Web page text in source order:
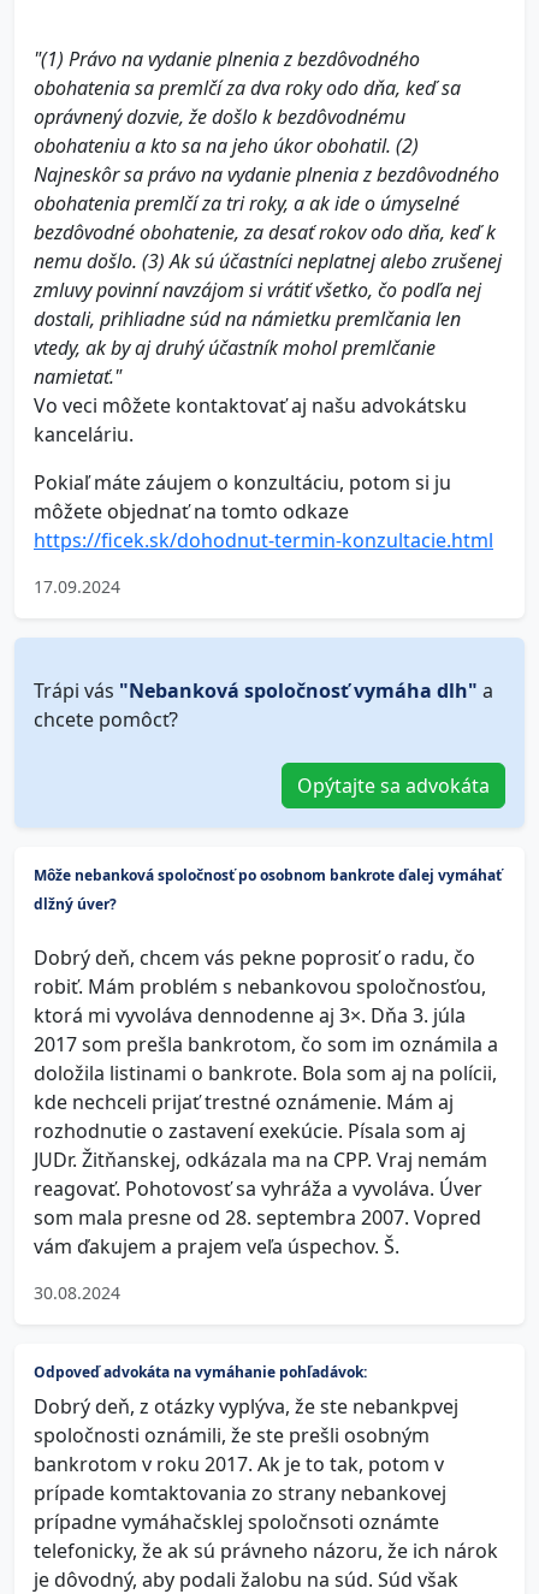
"(1) Právo na vydanie plnenia z bezdôvodného
obohatenia sa premlčí za dva roky odo dňa, keď sa
oprávnený dozvie, že došlo k bezdôvodnému
obohateniu a kto sa na jeho úkor obohatil. (2)
Najneskôr sa právo na vydanie plnenia z bezdôvodného
obohatenia premlčí za tri roky, a ak ide o úmyselné
bezdôvodné obohatenie, za desať rokov odo dňa, keď k
nemu došlo. (3) Ak sú účastníci neplatnej alebo zrušenej
zmluvy povinní navzájom si vrátiť všetko, čo podľa nej
dostali, prihliadne súd na námietku premlčania len
vtedy, ak by aj druhý účastník mohol premlčanie
namietať."
Vo veci môžete kontaktovať aj našu advokátsku
kanceláriu.
Pokiaľ máte záujem o konzultáciu, potom si ju
môžete objednať na tomto odkaze
https://ficek.sk/dohodnut-termin-konzultacie.html
17.09.2024
Trápi vás "Nebanková spoločnosť vymáha dlh" a
chcete pomôcť?
Opýtajte sa advokáta
Môže nebanková spoločnosť po osobnom bankrote ďalej vymáhať
dlžný úver?
Dobrý deň, chcem vás pekne poprosiť o radu, čo
robiť. Mám problém s nebankovou spoločnosťou,
ktorá mi vyvoláva dennodenne aj 3×. Dňa 3. júla
2017 som prešla bankrotom, čo som im oznámila a
doložila listinami o bankrote. Bola som aj na polícii,
kde nechceli prijať trestné oznámenie. Mám aj
rozhodnutie o zastavení exekúcie. Písala som aj
JUDr. Žitňanskej, odkázala ma na CPP. Vraj nemám
reagovať. Pohotovosť sa vyhráža a vyvoláva. Úver
som mala presne od 28. septembra 2007. Vopred
vám ďakujem a prajem veľa úspechov. Š.
30.08.2024
Odpoveď advokáta na vymáhanie pohľadávok:
Dobrý deň, z otázky vyplýva, že ste nebankpvej
spoločnosti oznámili, že ste prešli osobným
bankrotom v roku 2017. Ak je to tak, potom v
prípade komtaktovania zo strany nebankovej
prípadne vymáhačsklej spoločnsoti oznámte
telefonicky, že ak sú právneho názoru, že ich nárok
je dôvodný, aby podali žalobu na súd. Súd však